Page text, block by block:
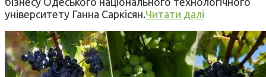
університету Ганна Саркісян.Читати далі